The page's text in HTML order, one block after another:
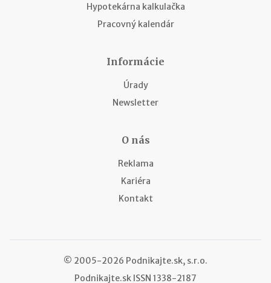
Hypotekárna kalkulačka
Pracovný kalendár
Informácie
Úrady
Newsletter
O nás
Reklama
Kariéra
Kontakt
© 2005-2026 Podnikajte.sk, s.r.o.
Podnikajte.sk ISSN 1338-2187